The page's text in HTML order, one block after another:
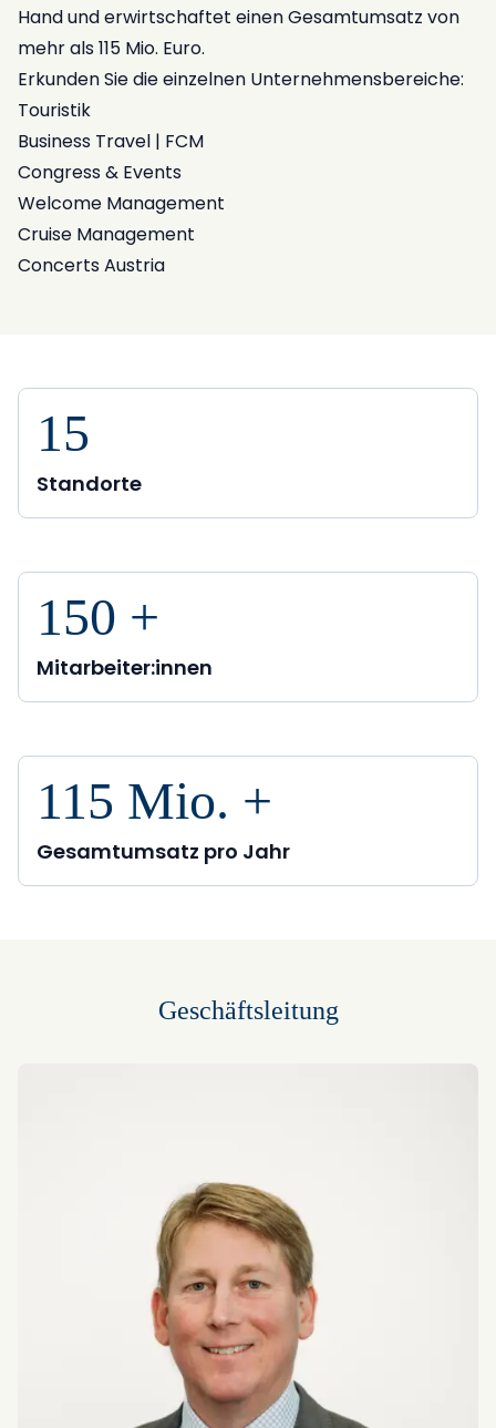
Hand und erwirtschaftet einen Gesamtumsatz von
mehr als 115 Mio. Euro.
Erkunden Sie die einzelnen Unternehmensbereiche:
Touristik
Business Travel | FCM
Congress & Events
Welcome Management
Cruise Management
Concerts Austria
15
Standorte
150 +
Mitarbeiter:innen
115 Mio. +
Gesamtumsatz pro Jahr
Geschäftsleitung